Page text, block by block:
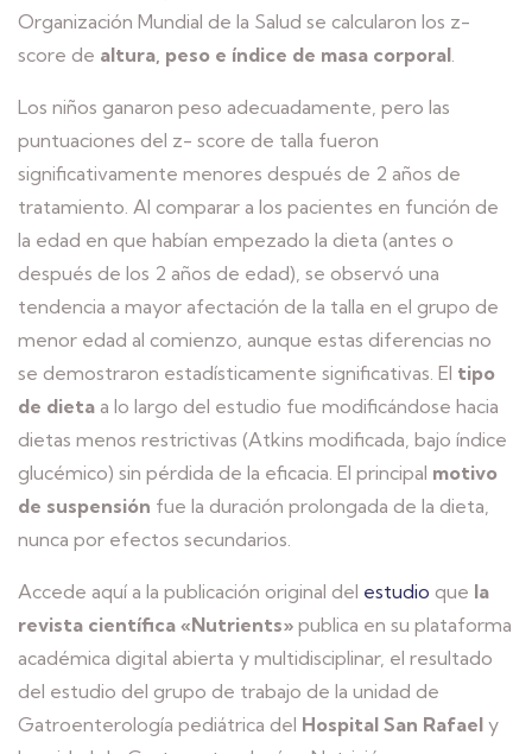
Organización Mundial de la Salud se calcularon los z-
score de altura, peso e índice de masa corporal
Los niños ganaron peso adecuadamente, pero las
puntuaciones del z- score de talla fueron
significativamente menores después de 2 años de
tratamiento. Al comparar a los pacientes en función de
la edad en que habían empezado la dieta (antes o
después de los 2 años de edad), se observó una
tendencia a mayor afectación de la talla en el grupo de
menor edad al comienzo, aunque estas diferencias no
se demostraron estadísticamente significativas. El tipo
de dieta a lo largo del estudio fue modificándose hacia
dietas menos restrictivas (Atkins modificada, bajo índice
glucémico) sin pérdida de la eficacia. El principal motivo
de suspensión fue la duración prolongada de la dieta,
nunca por efectos secundarios.
Accede aquí a la publicación original del estudio que la
revista científica «Nutrients» publica en su plataforma
académica digital abierta y multidisciplinar, el resultado
del estudio del grupo de trabajo de la unidad de
Gatroenterología pediátrica del Hospital San Rafael y